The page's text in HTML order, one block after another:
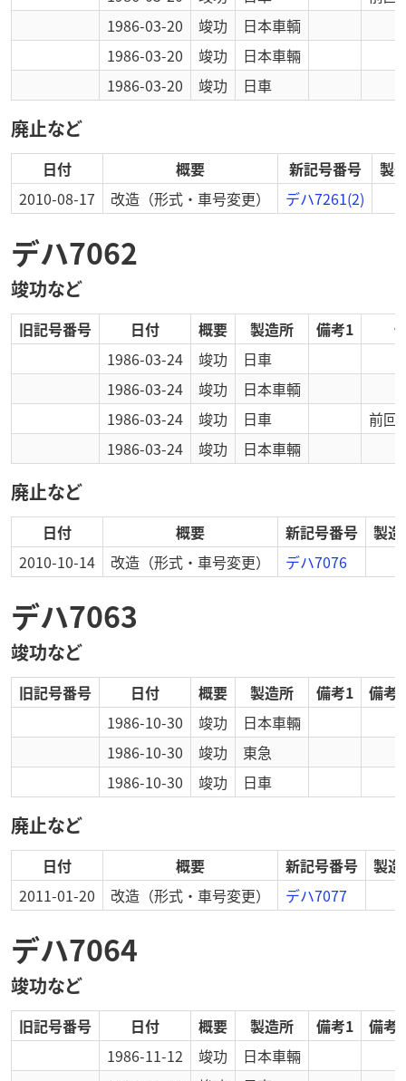
1986-03-20
竣功
日本車輌
1986-03-20
竣功
日本車輛
1986-03-20
竣功 日車
廃止など
日付 概要 新記号番号
製
2010-08-17
改造 （形式・車号変更） デハ7261(2)
デハ7062
竣功など
旧記号番号 日付 概要 製造所 備考1
1986-03-24
竣功
日車
1986-03-24
竣功
日本車輌
1986-03-24
竣功 日車
前回
1986-03-24
竣功 日本車輛
廃止など
日付 概要 新記号番号
製
2010-10-14
改造 （形式・車号変更） デハ7076
デハ7063
竣功など
旧記号番号 日付 概要 製造所 備考1
備考2
1986-10-30
竣功
日本車輛
1986-10-30
竣功
東急
1986-10-30
竣功 日車
廃止など
日付 概要 新記号番号
製
2011-01-20
改造 （形式・車号変更） デハ7077
デハ7064
竣功など
旧記号番号 日付 概要 製造所 備考1
備考2
1986-11-12
竣功
日本車輛